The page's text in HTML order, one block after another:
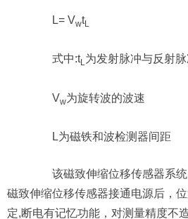
L= VwtL
式中:tL为发射脉冲与反射
Vw为旋转波的波速
L为磁铁和波检测器间距
该磁致伸缩位移传感器系统
磁致伸缩位移传感器接通电源后，
定,断电有记忆功能，对测量精度不